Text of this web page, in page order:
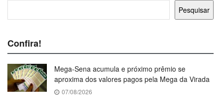
Pesquisar
Confira!
Mega-Sena acumula e próximo prêmio se
aproxima dos valores pagos pela Mega da Virada
07/08/2026